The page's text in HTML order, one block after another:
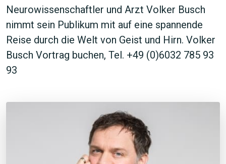
Neurowissenschaftler und Arzt Volker Busch
nimmt sein Publikum mit auf eine spannende
Reise durch die Welt von Geist und Hirn. Volker
Busch Vortrag buchen, Tel. +49 (0)6032 785 93
93